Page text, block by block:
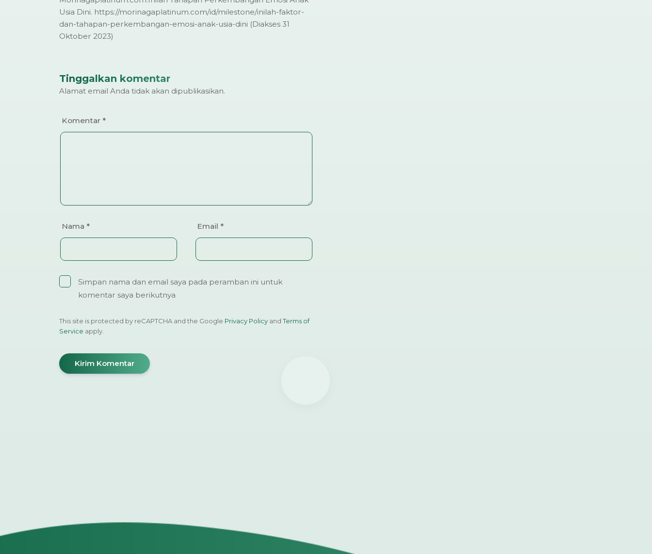
Usia Dini. https://morinagaplatinum.com/id/milestone/inilah-faktor-
dan-tahapan-perkembangan-emosi-anak-usia-dini (Diakses 31
Oktober 2023)
Tinggalkan komentar
Alamat email Anda tidak akan dipublikasikan.
Komentar *
Nama * Email *
Simpan nama dan email saya pada peramban ini untuk
komentar saya berikutnya
This site is protected by reCAPTCHA and the Google Privacy Policy andTerms of
Service apply.